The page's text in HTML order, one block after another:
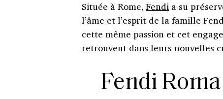
Située à Rome,Fendi a su
l’âme et l’esprit de la famille
cette même passion et cet
retrouvent dans leurs nouvelles
Fendi